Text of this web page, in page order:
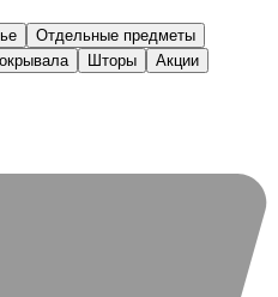
Отдельные предметы
Шторы Акции